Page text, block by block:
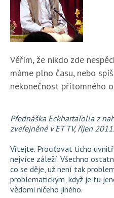
Věřím, že nikdo zde
máme plno času, nebo
nekonečnost přítomného
Přednáška EckhartaTolla z
zveřejněné v ET TV, říjen
Vítejte. Prociťovat ticho
nejvíce záleží. Všechno
co se děje, už není tak
problematickým, když je tu
vědomi ničeho jiného.